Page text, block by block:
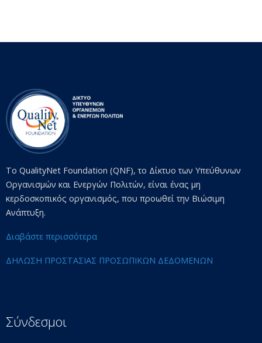
Το QualityNet Foundation (QNF), το Δίκτυο των Υπεύθυνων
Οργανισμών και Ενεργών Πολιτών, είναι ένας μη
κερδοσκοπικός οργανισμός, που προωθεί την Βιώσιμη
Ανάπτυξη.
Διαβάστε περισσότερα
ΔΗΛΩΣΗ ΠΡΟΣΤΑΣΙΑΣ ΠΡΟΣΩΠΙΚΩΝ ΔΕΔΟΜΕΝΩΝ
Σύνδεσμοι